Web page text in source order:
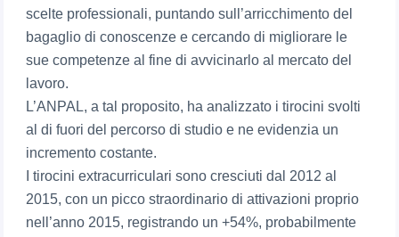
scelte professionali, puntando sull’arricchimento del
bagaglio di conoscenze e cercando di migliorare le
sue competenze al fine di avvicinarlo al mercato del
lavoro.
L’ANPAL, a tal proposito, ha analizzato i tirocini svolti
al di fuori del percorso di studio e ne evidenzia un
incremento costante.
I tirocini extracurriculari sono cresciuti dal 2012 al
2015, con un picco straordinario di attivazioni proprio
nell’anno 2015, registrando un +54%, probabilmente